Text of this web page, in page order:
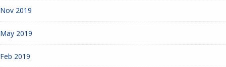
Nov 2019
May 2019
Feb 2019